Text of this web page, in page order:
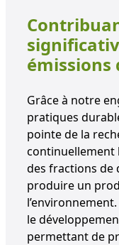
émissions
Grâce à notre
pratiques
pointe de la
continuellement
des fractions de
produire un
le
permettant de